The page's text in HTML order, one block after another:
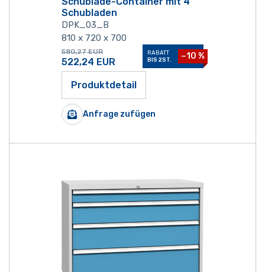
Schubladen
DPK_03_B
810 x 720 x 700
580,27 EUR
522,24 EUR
RABATT
BIS 2ST.
−10 %
Produktdetail
Anfrage zufügen